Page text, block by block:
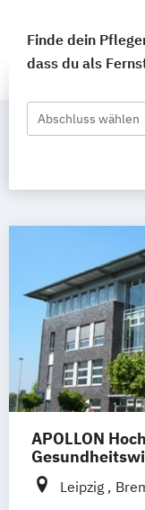
Finde dein
dass du als
Abschluss wählen
APOLLON
Leipzig